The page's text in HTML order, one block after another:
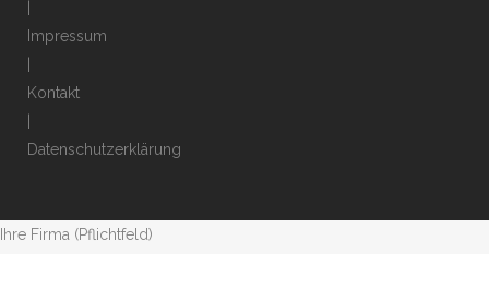
Impressum
Kontakt
Datenschutzerklärung
Ihre Firma (Pflichtfeld)